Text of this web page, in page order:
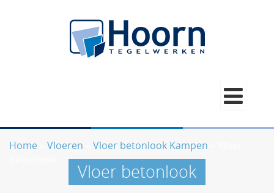
Home Vloeren Vloer betonlook Kampen
Vloer betonlook